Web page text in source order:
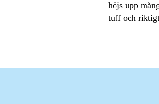
höjs upp
tuff och